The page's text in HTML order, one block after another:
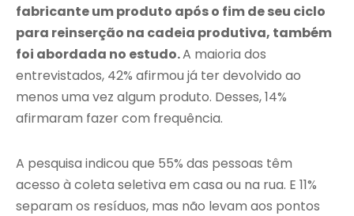
fabricante um produto após o fim de seu ciclo
para reinserção na cadeia produtiva, também
foi abordada no estudo.A maioria dos
entrevistados, 42% afirmou já ter devolvido ao
menos uma vez algum produto. Desses, 14%
afirmaram fazer com frequência.
A pesquisa indicou que 55% das pessoas têm
acesso à coleta seletiva em casa ou na rua. E 11%
separam os resíduos, mas não levam aos pontos